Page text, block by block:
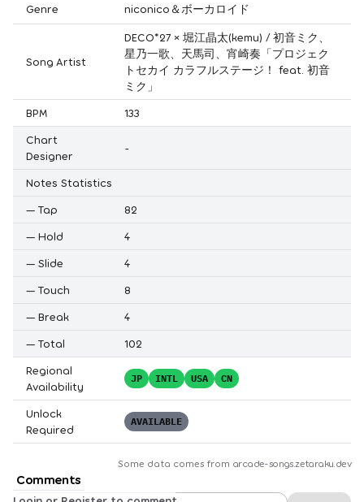
Genre niconico＆ボーカロイド
Song Artist
DECO*27 × 堀江晶太(kemu) / 初音ミク、
星乃一歌、天馬司、宵崎奏「プロジェク
トセカイ カラフルステージ！ feat. 初音
ミク」
BPM
133
Chart
Designer
-
Notes Statistics
— Tap
82
— Hold
4
— Slide
4
— Touch
8
— Break
4
— Total
102
Regional
Availability
JP INTL USA CN
Unlock
Required
AVAILABLE
Some data comes from arcade-songs.zetaraku.dev
Comments